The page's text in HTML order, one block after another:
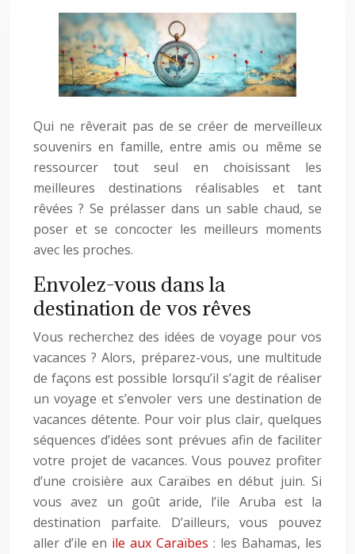
Qui ne rêverait pas de se créer de merveilleux
souvenirs en famille, entre amis ou même se
ressourcer tout seul en choisissant les
meilleures destinations réalisables et tant
rêvées ? Se prélasser dans un sable chaud, se
poser et se concocter les meilleurs moments
avec les proches.
Envolez-vous dans la
destination de vos rêves
Vous recherchez des idées de voyage pour vos
vacances ? Alors, préparez-vous, une multitude
de façons est possible lorsqu’il s’agit de réaliser
un voyage et s’envoler vers une destination de
vacances détente. Pour voir plus clair, quelques
séquences d’idées sont prévues afin de faciliter
votre projet de vacances. Vous pouvez profiter
d’une croisière aux Caraïbes en début juin. Si
vous avez un goût aride, l’ile Aruba est la
destination parfaite. D’ailleurs, vous pouvez
aller d’ile en ile aux Caraïbes : les Bahamas, les